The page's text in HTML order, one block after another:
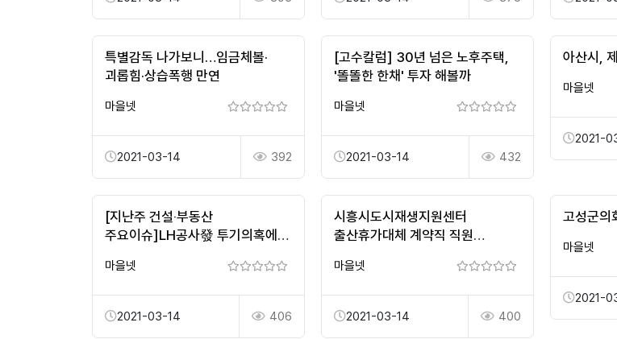
특별감독 나가보니…임금체볼·
괴롭힘·상습폭행 만연
마을넷
2021-03-14 392
[고수칼럼] 30년 넘은 노후주택,
'똘똘한 한채' 투자 해볼까
마을넷
2021-03-14 432
아산시,
마을넷
2021-
[지난주 건설‧부동산
주요이슈]LH공사發 투기의혹에
전셋값 '요지 ...
마을넷
2021-03-14 406
시흥시도시재생지원센터
출산휴가대체 계약직 직원
마을넷
2021-03-14 400
고성군의
마을넷
2021-